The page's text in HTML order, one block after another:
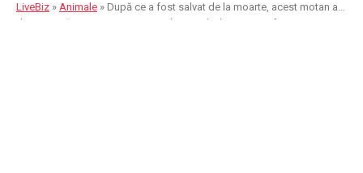
LiveBiz » Animale » După ce a fost salvat de la moarte, acest motan a
devenit tată surogat pentru zeci de pisoi bolnavi sau orfani